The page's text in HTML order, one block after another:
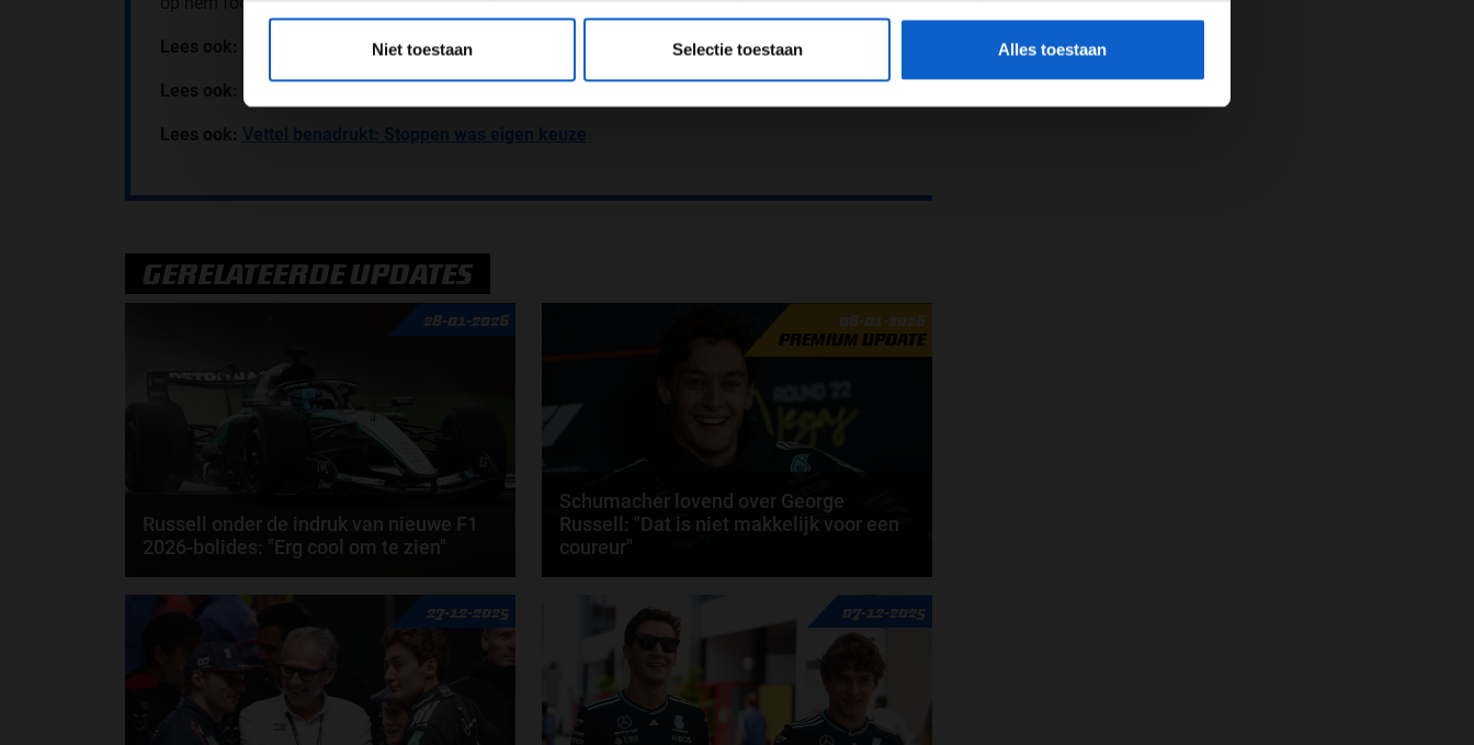
Niet toestaan Selectie toestaan Alles toestaan
Lees ook: Charles Leclerc pakt pole position voor thuispubliek, Verstappen P2
Lees ook:
Lees ook: Vettel benadrukt: Stoppen was eigen keuze
GERELATEERDE UPDATES
28-01-2026
Russell onder de indruk van nieuwe F1
2026-bolides: "Erg cool om te zien"
George Russell is uiterst positief na zijn eerste
Jarlo van der Vloed
08-01-2026
PREMIUM UPDATE
Schumacher lovend over George
Russell: "Dat is niet makkelijk voor een
coureur"
Voormalig Formule 1-coureur, Ralf Schumacher,
heeft zich lovend uitgesproken over George
27-12-2025 07-12-2025
*Raadpleeg onsprivacybeleidvoor meer informatie over gegevensgebruik en -bescherming.